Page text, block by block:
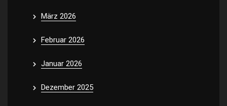
März 2026
Februar 2026
Januar 2026
Dezember 2025